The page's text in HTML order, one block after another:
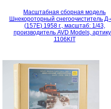
Масштабная сборная модель
Шнекороторный снегоочиститель
(157Е) 1958 г., масштаб: 1/43,
производитель AVD Models,
1106KIT